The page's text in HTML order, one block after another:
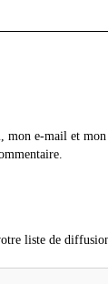
mon e-mail et
liste de